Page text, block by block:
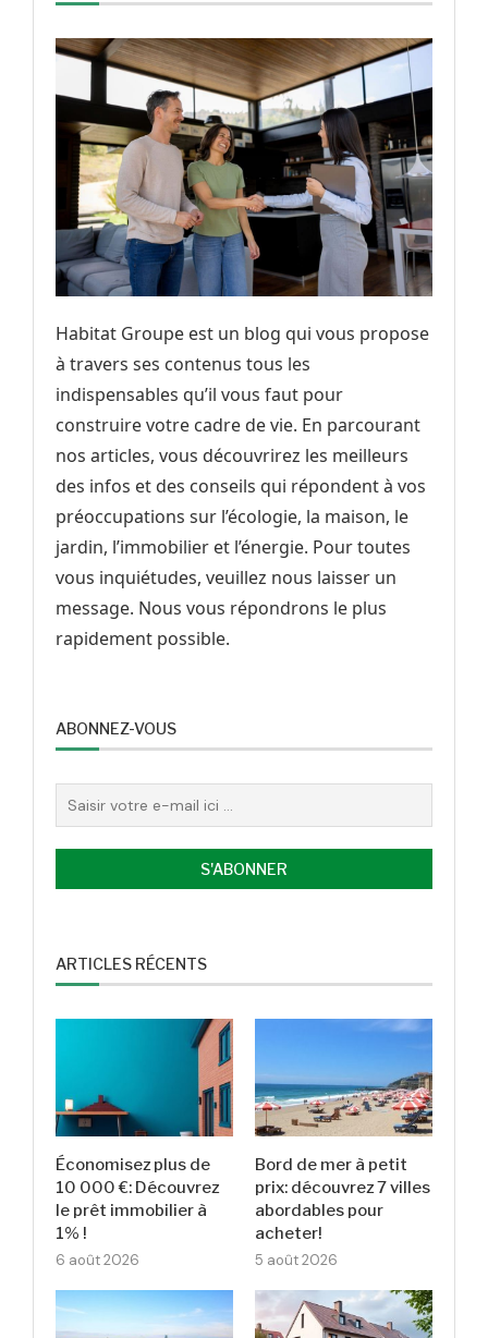
Habitat Groupe est un blog qui vous propose
à travers ses contenus tous les
indispensables qu’il vous faut pour
construire votre cadre de vie. En parcourant
nos articles, vous découvrirez les meilleurs
des infos et des conseils qui répondent à vos
préoccupations sur l’écologie, la maison, le
jardin, l’immobilier et l’énergie. Pour toutes
vous inquiétudes, veuillez nous laisser un
message. Nous vous répondrons le plus
rapidement possible.
ABONNEZ-VOUS
ARTICLES RÉCENTS
Économisez plus de
10 000 €: Découvrez
le prêt immobilier à
1% !
6 août 2026
Bord de mer à petit
prix: découvrez 7 villes
abordables pour
acheter!
5 août 2026